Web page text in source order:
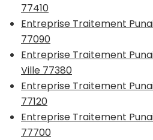
77410
Entreprise Traitement
77090
Entreprise Traitement
Ville 77380
Entreprise Traitement
77120
Entreprise Traitement
77700